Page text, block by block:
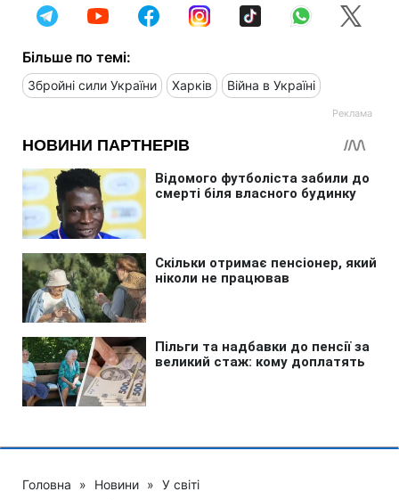
Більше по темі:
Збройні сили України Харків Війна в Україні
Головна » Новини » У світі